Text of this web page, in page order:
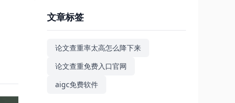
文章标签
论文查重率太高怎么降下来
论文查重免费入口官网
aigc免费软件